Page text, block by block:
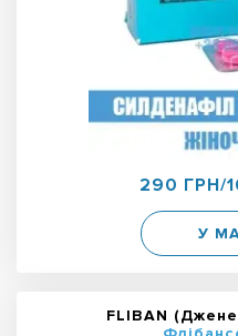
290 ГРН/
У
FLIBAN